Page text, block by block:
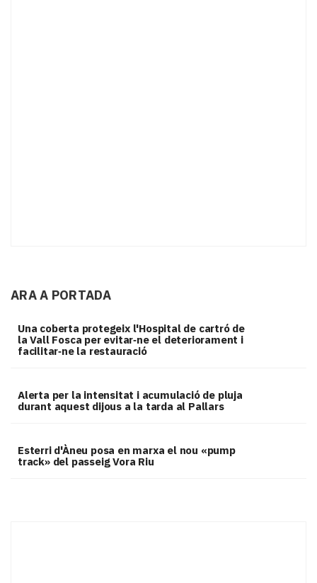
ARA A PORTADA
Una coberta protegeix l'Hospital de cartró de
la Vall Fosca per evitar‑ne el deteriorament i
facilitar‑ne la restauració
Alerta per la intensitat i acumulació de pluja
durant aquest dijous a la tarda al Pallars
Esterri d'Àneu posa en marxa el nou «pump
track» del passeig Vora Riu